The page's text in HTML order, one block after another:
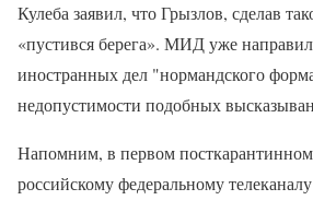
Кулеба заявил, что Грызлов, сделав
«пустився берега». МИД уже
иностранных дел "нормандского
недопустимости подобных
Напомним, в первом
российскому федеральному